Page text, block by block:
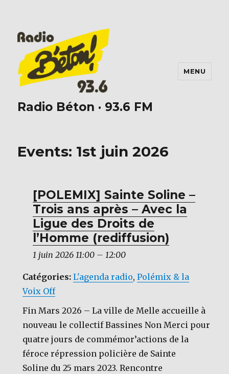
Radio Béton · 93.6 FM
MENU
Events: 1st juin 2026
[POLEMIX] Sainte Soline –
Trois ans après – Avec la
Ligue des Droits de
l’Homme (rediffusion)
1 juin 2026 11:00– 12:00
Catégories: L'agenda radio,Polémix & la
Voix Off
Fin Mars 2026 – La ville de Melle accueille à
nouveau le collectif Bassines Non Merci pour
quatre jours de commémor’actions de la
féroce répression policière de Sainte
Soline du 25 mars 2023. Rencontre